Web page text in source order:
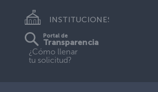
INSTITUCIONES
Portal de
Transparencia
¿Cómo llenar
tu solicitud?